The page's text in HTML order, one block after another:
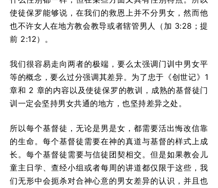
使徒保罗能够说，在我们的救恩上并不分男女，然而他
也不许女人在地方教会教导或者辖管男人（加 3:28；提
前 2:12）。
我们很容易走向两者的极端，要么太强调门训中男女平
等的概念，要么过分强调其差异。为了忠于《创世记》1
章和 2 章的内容以及使徒保罗的教训，成熟的基督徒门
训一定会坚持男女共通的地方，也坚持差异之处。
所以每个基督徒，无论是男是女，都需要活出悔改信靠
的生命。每个基督徒需要在神的真道与基督的样式上成
长。每个基督徒需要与信徒团契相交。但是如果教会儿
童主日学、查经小组或者每周的讲道都仅限于这些，我
们无形中会扼杀对合神心意的男女差异的认识，并且也